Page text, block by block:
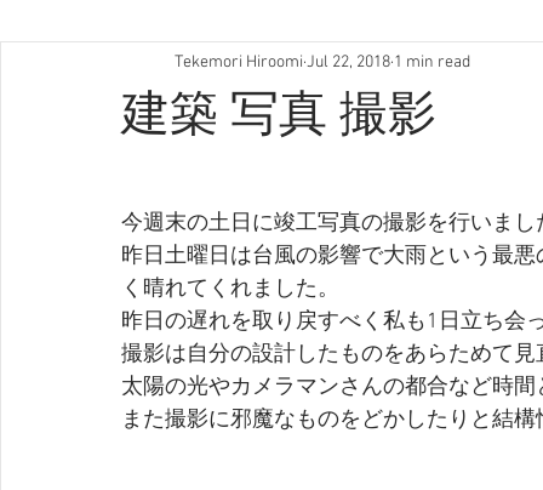
建築 写真 撮影
Tekemori Hiroomi Jul 22, 2018 1 min read
今週末の土日に竣工写真の撮影を行いまし
昨日土曜日は台風の影響で大雨という最
く晴れてくれました。
昨日の遅れを取り戻すべく私も1日立ち会
撮影は自分の設計したものをあらためて
太陽の光やカメラマンさんの都合など時
また撮影に邪魔なものをどかしたりと結